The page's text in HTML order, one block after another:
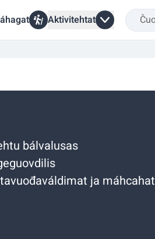
Aktivitehtat
bálvalusas
ja máhcahat